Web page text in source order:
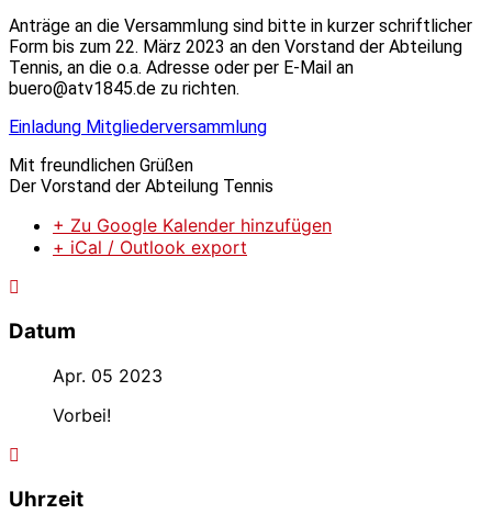
Anträge an die Versammlung sind bitte in kurzer schriftlicher
Form bis zum 22. März 2023 an den Vorstand der Abteilung
Tennis, an die o.a. Adresse oder per E-Mail an
buero@atv1845.de zu richten.
Einladung Mitgliederversammlung
Mit freundlichen Grüßen
Der Vorstand der Abteilung Tennis
+ Zu Google Kalender hinzufügen
+ iCal / Outlook export
Datum
Apr. 05 2023
Vorbei!
Uhrzeit